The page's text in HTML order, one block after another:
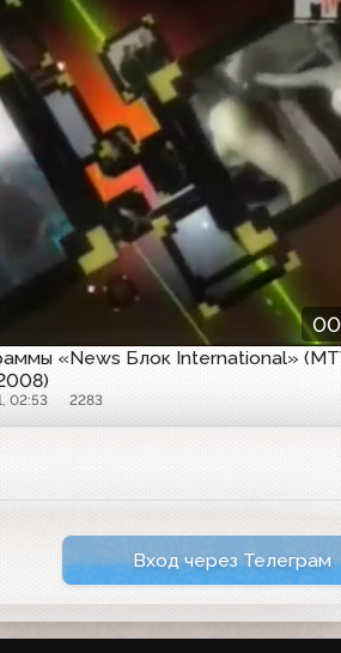
«News Блок International»
02:53 2283
Вход через Телеграм